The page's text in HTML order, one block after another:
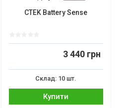
CTEK Battery Sense
3 440 грн
Склад: 10 шт.
Купити